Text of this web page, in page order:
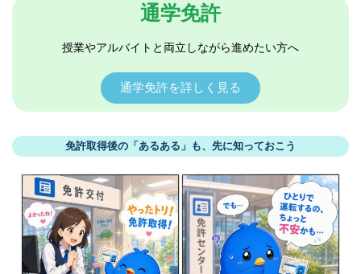
通学免許
授業やアルバイトと両立しながら進めたい方へ
通学免許を詳しく見る
免許取得後の「あるある」も、先に知っておこう